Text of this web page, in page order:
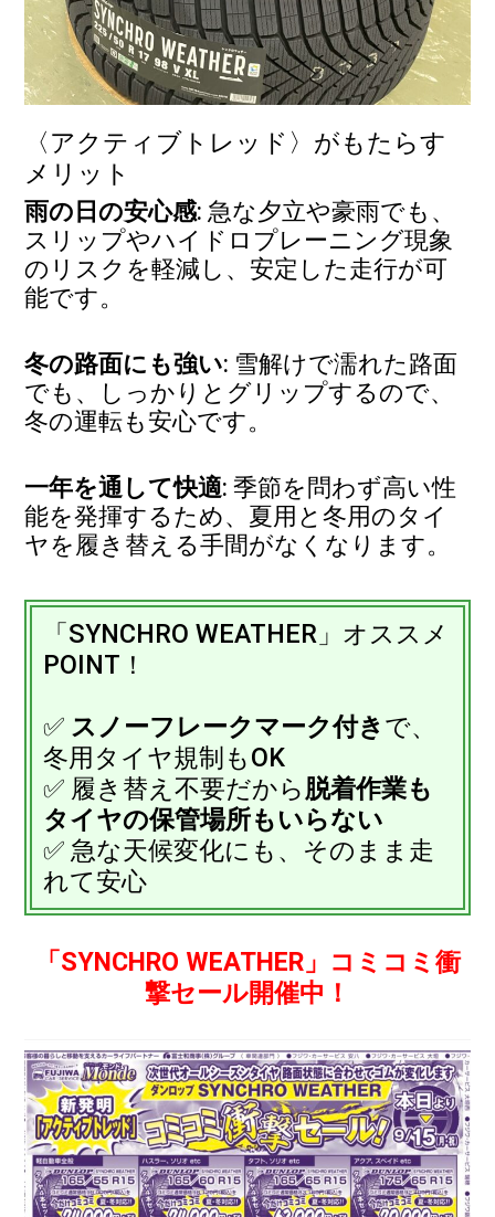
〈アクティブトレッド〉がもたらす
メリット
雨の日の安心感: 急な夕立や豪雨でも、
スリップやハイドロプレーニング現象
のリスクを軽減し、安定した走行が可
能です。
冬の路面にも強い: 雪解けで濡れた路面
でも、しっかりとグリップするので、
冬の運転も安心です。
一年を通して快適: 季節を問わず高い性
能を発揮するため、夏用と冬用のタイ
ヤを履き替える手間がなくなります。
「SYNCHRO WEATHER」オススメ
POINT！
✅ スノーフレークマーク付きで、
冬用タイヤ規制もOK
✅ 履き替え不要だから脱着作業も
タイヤの保管場所もいらない
✅ 急な天候変化にも、そのまま走
れて安心
「SYNCHRO WEATHER」コミコミ衝
撃セール開催中！